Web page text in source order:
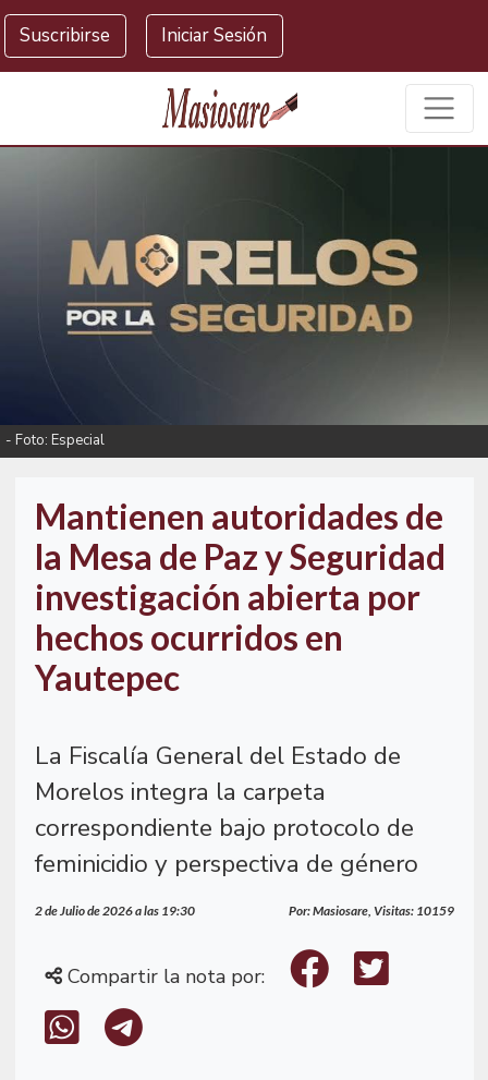
Masiosare agencia de noticias
Suscribirse Iniciar Sesión
- Foto: Especial
Mantienen autoridades de
la Mesa de Paz y Seguridad
investigación abierta por
hechos ocurridos en
Yautepec
La Fiscalía General del Estado de
Morelos integra la carpeta
correspondiente bajo protocolo de
feminicidio y perspectiva de género
2 de Julio de 2026 a las 19:30 Por: Masiosare, Visitas: 10159
Compartir la nota por: